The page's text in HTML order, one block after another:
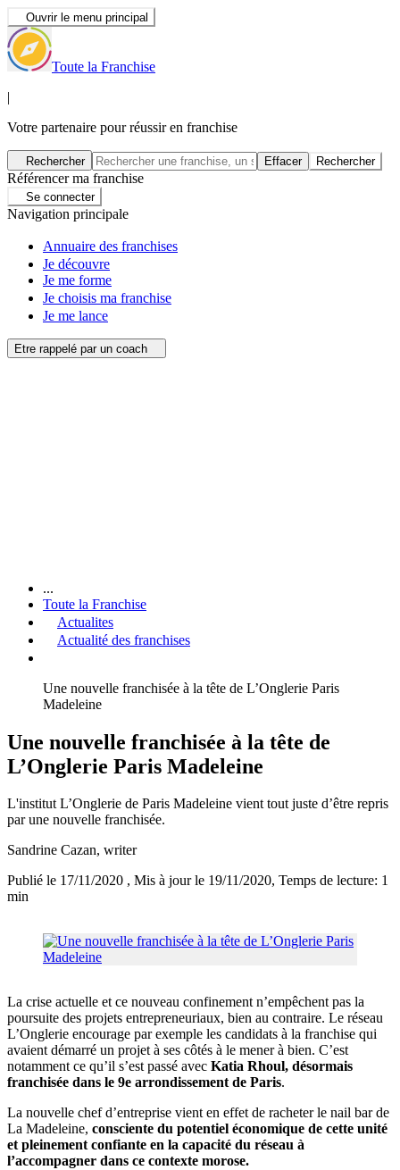
Ouvrir le menu principal
Toute la Franchise
|
Votre partenaire pour réussir en franchise
Rechercher Effacer Rechercher
Référencer ma franchise
Se connecter
Navigation principale
Annuaire des franchises
Je découvre
Je me forme
Je choisis ma franchise
Je me lance
Etre rappelé par un coach
...
Toute la Franchise
Actualites
Actualité des franchises
Une nouvelle franchisée à la tête de L’Onglerie Paris
Madeleine
Une nouvelle franchisée à la tête de
L’Onglerie Paris Madeleine
L'institut L’Onglerie de Paris Madeleine vient tout juste d’être repris
par une nouvelle franchisée.
Sandrine Cazan, writer
Publié le 17/11/2020 , Mis à jour le 19/11/2020, Temps de lecture: 1
min
La crise actuelle et ce nouveau confinement n’empêchent pas la
poursuite des projets entrepreneuriaux, bien au contraire. Le réseau
L’Onglerie encourage par exemple les candidats à la franchise qui
avaient démarré un projet à ses côtés à le mener à bien. C’est
notamment ce qu’il s’est passé avec Katia Rhoul, désormais
franchisée dans le 9e arrondissement de Paris.
La nouvelle chef d’entreprise vient en effet de racheter le nail bar de
La Madeleine, consciente du potentiel économique de cette unité
et pleinement confiante en la capacité du réseau à
l’accompagner dans ce contexte morose.